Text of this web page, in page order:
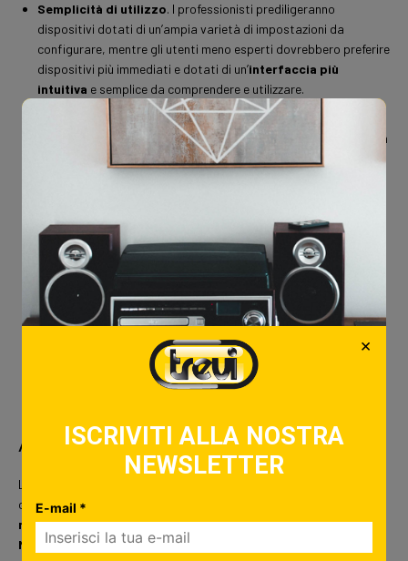
Semplicità di utilizzo. I professionisti prediligeranno
dispositivi dotati di un’ampia varietà di impostazioni da
configurare, mentre gli utenti meno esperti dovrebbero preferire
dispositivi più immediati e dotati di un’interfaccia più
intuitiva e semplice da comprendere e utilizzare.
Connessione WiFi
. Presta attenzione che la tua videocamera
possa dialogare con lo smartphone per vedere direttamente da
lì i video in diretta o registrati. Non tutte le action cam hanno
questa funzionalità molto utile.
meglio spendere qualcosa in più con la sicurezza che un guasto
eventuale sia coperto, piuttosto che dovere
buttare la
telecamera
(magari acquistata da poco) per riprenderne una
nuova.
Accessori. Anche i prodotti più generici in commercio vantano
montatureeattacchi
dell’utilizzo che si intende fare della videocamera. È bene
informarsi in anticipo sulladisponibilità
Action cam Trevi
La nostra
custodiasubacquea fino a 30 metri
ripresa wide a 120°,DisplayLCD 2”e sensore immagineCMOS 5
Mega pixel.
×
ISCRIVITI ALLA NOSTRA
NEWSLETTER
E-mail *